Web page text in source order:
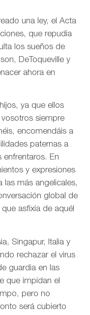
una ley, el Acta
que repudia
los sueños de
DeToqueville y
ahora en
ya que ellos
siempre
encomendáis a
paternas a
En
y expresiones
las más angelicales,
global de
asfixia de aquél
Singapur, Italia y
rechazar el virus
guardia en las
que impidan el
pero no
será cubierto